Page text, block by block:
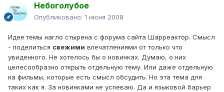
Небоголубое
Опубликовано: 1 июня 2008
Идея темы нагло стырена с форума сайта Шарреактор. Смысл
- поделиться свежими впечатлениями от только что
увиденного. Не хотелось бы о новинках. Думаю, о них
целесообразно открыть отдельную тему. Или даже отдельную
на фильмы, которые есть смысл обсудить. Но эта тема для
таких как я. За новинками не успеваю. Да и языковой барьер